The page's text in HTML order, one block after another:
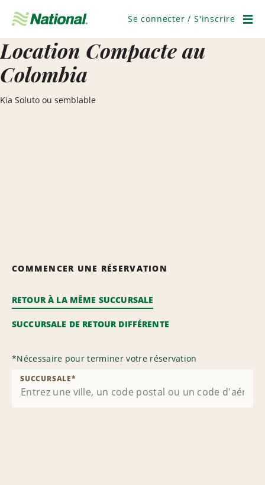
navigation
Se connecter / S'inscrire
Location Compacte au
Colombia
Kia Soluto ou semblable
COMMENCER UNE RÉSERVATION
RETOUR À LA MÊME SUCCURSALE
SUCCURSALE DE RETOUR DIFFÉRENTE
*Nécessaire pour terminer votre réservation
SUCCURSALE*